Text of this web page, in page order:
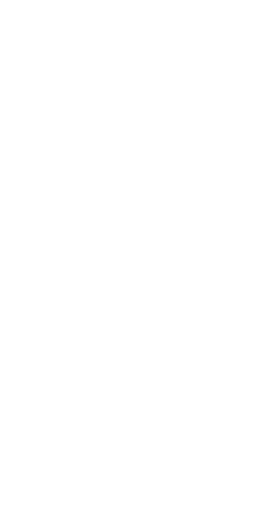
Migrationshintergrund